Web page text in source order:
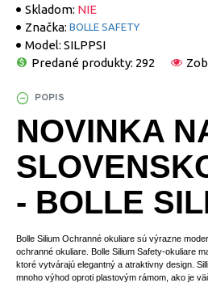
Skladom: NIE
Značka: BOLLE SAFETY
Model: SILPPSI
Predané produkty: 292
POPIS
NOVINKA
- BOLLE
Bolle Silium Ochranné okuliare sú výrazne
ochranné okuliare. Bolle Silium Safety-okuliare
ktoré vytvárajú elegantný a atraktivny design.
mnoho výhod oproti plastovým rámom, ako je